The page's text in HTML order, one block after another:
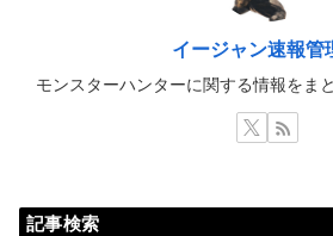
イージャン速報管
モンスターハンターに関する情報をま
記事検索